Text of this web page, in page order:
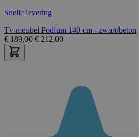
Snelle levering
Tv-meubel Podium 140 cm - zwart/beton
€ 189,00 € 212,00